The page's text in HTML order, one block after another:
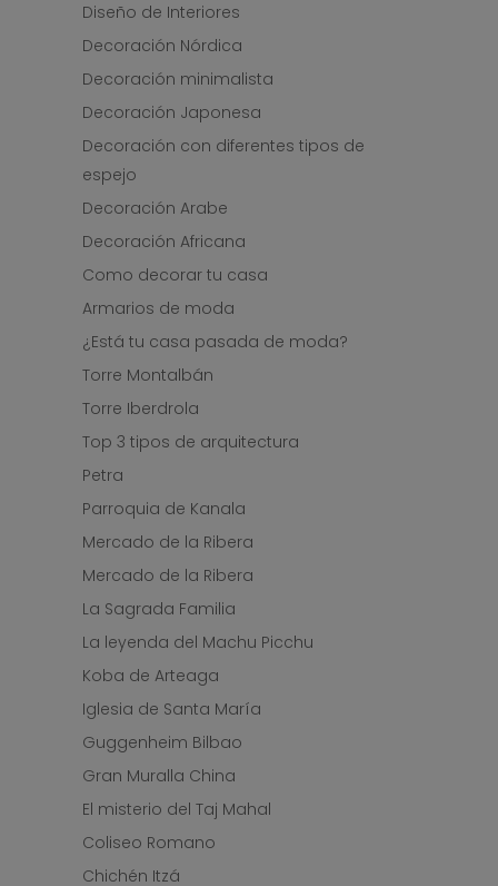
Diseño de Interiores
Decoración Nórdica
Decoración minimalista
Decoración Japonesa
Decoración con diferentes tipos de
espejo
Decoración Arabe
Decoración Africana
Como decorar tu casa
Armarios de moda
¿Está tu casa pasada de moda?
Torre Montalbán
Torre Iberdrola
Top 3 tipos de arquitectura
Petra
Parroquia de Kanala
Mercado de la Ribera
Mercado de la Ribera
La Sagrada Familia
La leyenda del Machu Picchu
Koba de Arteaga
Iglesia de Santa María
Guggenheim Bilbao
Gran Muralla China
El misterio del Taj Mahal
Coliseo Romano
Chichén Itzá